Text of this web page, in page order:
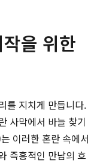
을 위한
를 지치게 만듭니다.
사막에서 바늘 찾기
는 이러한 혼란 속에서
즉흥적인 만남의 흐